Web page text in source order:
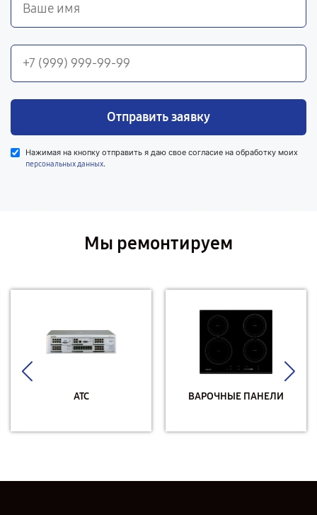
Отправить заявку
Нажимая на кнопку отправить я даю свое согласие на обработку моих
персональных данных.
Мы ремонтируем
АТС ВАРОЧНЫЕ ПАНЕЛИ